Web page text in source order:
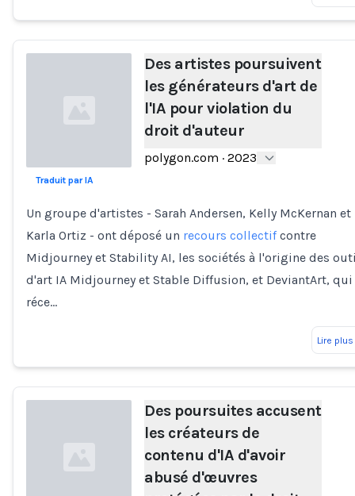
Des artistes poursuivent
les générateurs d'art de
l'IA pour violation du
droit d'auteur
polygon.com · 2023
Traduit par IA
Un groupe d'artistes - Sarah Andersen, Kelly McKernan et
Karla Ortiz - ont déposé un recours collectifcontre
Midjourney et Stability AI, les sociétés à l'origine des
d'art IA Midjourney et Stable Diffusion, et DeviantArt, qui
réce…
Lire plus
Des poursuites accusent
les créateurs de
contenu d'IA d'avoir
abusé d'œuvres